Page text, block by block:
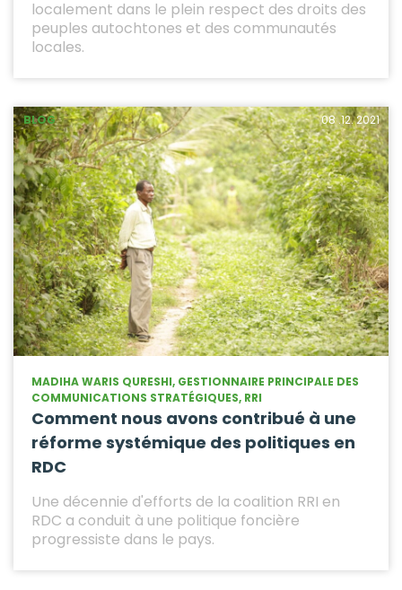
localement dans le plein respect des droits des
peuples autochtones et des communautés
locales.
08 .12. 2021
MADIHA WARIS QURESHI, GESTIONNAIRE PRINCIPALE DES
COMMUNICATIONS STRATÉGIQUES, RRI
BLOG
Comment nous avons contribué à une
réforme systémique des politiques en
RDC
Une décennie d'efforts de la coalition RRI en
RDC a conduit à une politique foncière
progressiste dans le pays.